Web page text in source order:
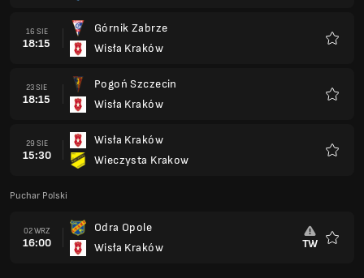
16 SIE
18:15
Górnik Zabrze
Wisła Kraków
23 SIE
18:15
Pogoń Szczecin
Wisła Kraków
29 SIE
15:30
Wisła Kraków
Wieczysta Krakow
Puchar Polski
02 WRZ
16:00
Odra Opole
Wisła Kraków
TW